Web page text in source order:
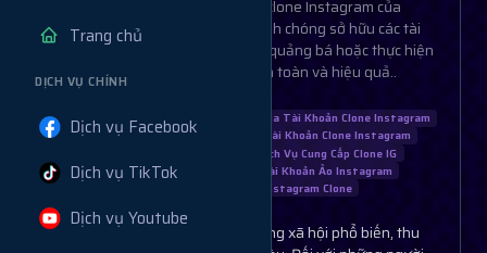
Trang chủ
DỊCH VỤ CHÍNH
Dịch vụ Facebook
Dịch vụ TikTok
Dịch vụ Youtube
Dịch vụ cung cấp tài khoản clone Instagram của
Muabanview.vn giúp bạn nhanh chóng sở hữu các tài
khoản để tăng tương tác, hỗ trợ quảng bá hoặc thực hiện
các chiến dịch marketing an toàn và hiệu quả..
Dịch Vụ Cung Cấp Clone Instagram
Mua Tài Khoản Clone Instagram
Dịch Vụ Clone Instagram Uy Tín
Tài Khoản Clone Instagram
Dịch Vụ Cung Cấp Clone IG
Tăng Tương Tác Instagram
Tài Khoản Ảo Instagram
Mua Instagram Clone
Instagram là nền tảng truyền thông xã hội phổ biến, thu